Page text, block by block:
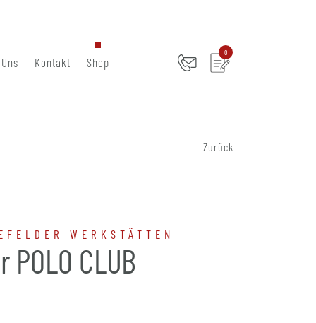
Kontakt Shop
0
Zurück
WERKSTÄTTEN
CLUB